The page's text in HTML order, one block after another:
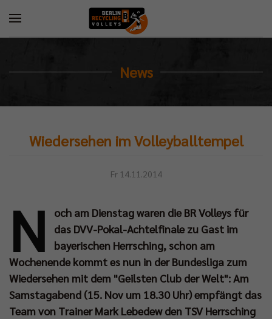
News
Wiedersehen im Volleyballtempel
Fr 14.11.2014
N
och am Dienstag waren die BR Volleys für
das DVV-Pokal-Achtelfinale zu Gast im
bayerischen Herrsching, schon am
Wochenende kommt es nun in der Bundesliga zum
Wiedersehen mit dem "Geilsten Club der Welt": Am
Samstagabend (15. Nov um 18.30 Uhr) empfängt das
Team von Trainer Mark Lebedew den TSV Herrsching